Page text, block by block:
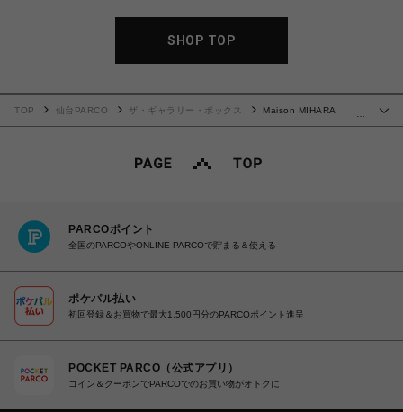
SHOP TOP
TOP 仙台PARCO ザ・ギャラリー・ボックス
Maison MIHARA
PARCOポイント
全国のPARCOやONLINE PARCOで貯まる＆使える
ポケパル払い
初回登録＆お買物で最大1,500円分のPARCOポイント進呈
POCKET PARCO（公式アプリ）
コイン＆クーポンでPARCOでのお買い物がオトクに